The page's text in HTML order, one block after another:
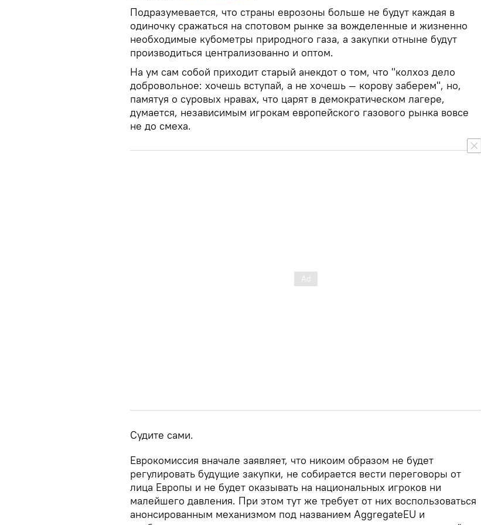
Подразумевается, что страны еврозоны больше не будут каждая в
одиночку сражаться на спотовом рынке за вожделенные и жизненно
необходимые кубометры природного газа, а закупки отныне будут
производиться централизованно и оптом.
На ум сам собой приходит старый анекдот о том, что "колхоз дело
добровольное: хочешь вступай, а не хочешь — корову заберем", но,
памятуя о суровых нравах, что царят в демократическом лагере,
думается, независимым игрокам европейского газового рынка вовсе
не до смеха.
Судите сами.
Еврокомиссия вначале заявляет, что никоим образом не будет
регулировать будущие закупки, не собирается вести переговоры от
лица Европы и не будет оказывать на национальных игроков ни
малейшего давления. При этом тут же требует от них воспользоваться
анонсированным механизмом под названием AggregateEU и